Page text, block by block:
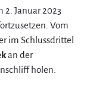
2. Januar 2023
Vom
im Schlussdrittel
an der
holen.